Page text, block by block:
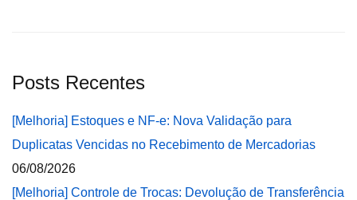
Posts Recentes
[Melhoria] Estoques e NF-e: Nova Validação para
Duplicatas Vencidas no Recebimento de Mercadorias
06/08/2026
[Melhoria] Controle de Trocas: Devolução de Transferência